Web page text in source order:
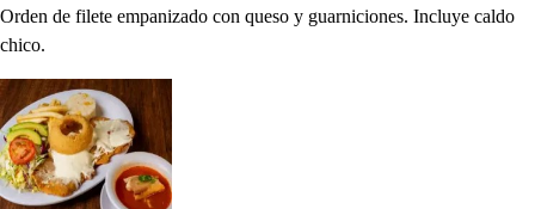
Orden de filete empanizado con queso y guarniciones. Incluye caldo
chico.